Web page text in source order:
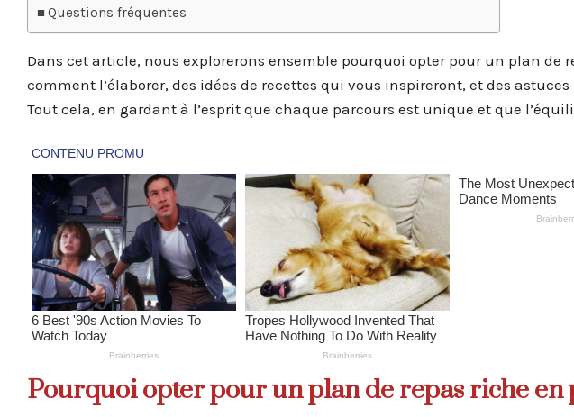
Questions fréquentes
Dans cet article, nous explorerons ensemble pourquoi opter pour un plan de
comment l’élaborer, des idées de recettes qui vous inspireront, et des
Tout cela, en gardant à l’esprit que chaque parcours est unique et que
Pourquoi opter pour un plan de repas riche en